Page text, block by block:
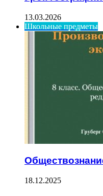
13.03.2026
Школьные предметы
18.12.2025